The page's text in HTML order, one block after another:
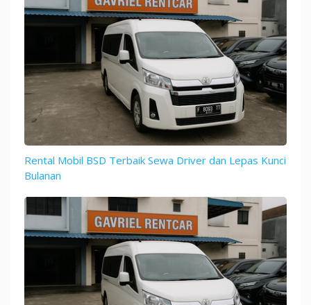
Rental Mobil BSD Terbaik Sewa Driver dan Lepas Kunci
Bulanan